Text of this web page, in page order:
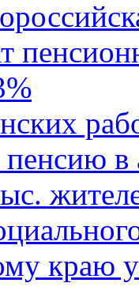
в
краю